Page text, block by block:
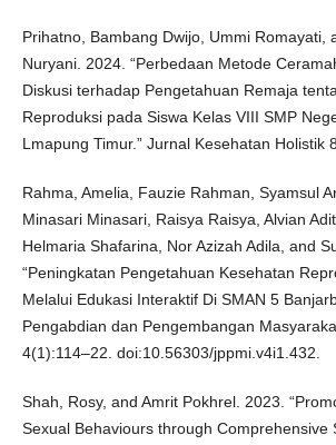
Prihatno, Bambang Dwijo, Ummi Romayati,
Nuryani. 2024. “Perbedaan Metode
Diskusi terhadap Pengetahuan Remaja
Reproduksi pada Siswa Kelas VIII SMP
Lmapung Timur.” Jurnal Kesehatan Holistik
Rahma, Amelia, Fauzie Rahman, Syamsul
Minasari Minasari, Raisya Raisya, Alvian
Helmaria Shafarina, Nor Azizah Adila, and
“Peningkatan Pengetahuan Kesehatan
Melalui Edukasi Interaktif Di SMAN 5
Pengabdian dan Pengembangan
4(1):114–22. doi:10.56303/jppmi.v4i1.432.
Shah, Rosy, and Amrit Pokhrel. 2023.
Sexual Behaviours through Comprehensive